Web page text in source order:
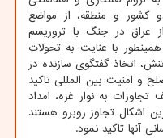
و منطقه، از مواضع
عراق در جنگ با تروریسم
با عنایت به تحولات
اتخاذ گفتگوی سازنده در
و امنیت بین المللی تاکید
به نوار غزه، امداد
اشکال تجاوز روبرو هستند
آنها تاکید نمود.